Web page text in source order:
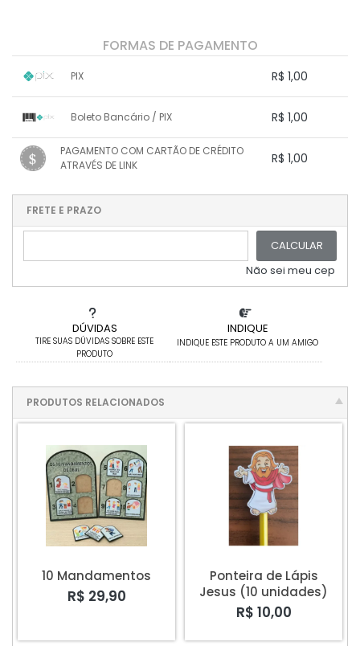
DÚVIDAS
TIRE SUAS DÚVIDAS SOBRE ESTE
PRODUTO
INDIQUE
INDIQUE ESTE PRODUTO A UM AMIGO
FORMAS DE PAGAMENTO
PIX R$ 1,00
.
Boleto Bancário / PIX R$ 1,00
1x sem juros de R$ 1,00
...
PAGAMENTO COM CARTÃO DE CRÉDITO
ATRAVÉS DE LINK
R$ 1,00
...
....
FRETE E PRAZO
CALCULAR
Não sei meu cep
PRODUTOS RELACIONADOS
10 Mandamentos
R$ 29,90
Ponteira de Lápis
Jesus (10 unidades)
R$ 10,00